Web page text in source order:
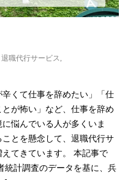
退職代行サービス
くて仕事を辞めたい」「仕
が怖い」など、仕事を辞め
悩んでいる人が多くいま
とを懸念して、退職代行サ
てきています。 本記事で
統計調査のデータを基に、兵